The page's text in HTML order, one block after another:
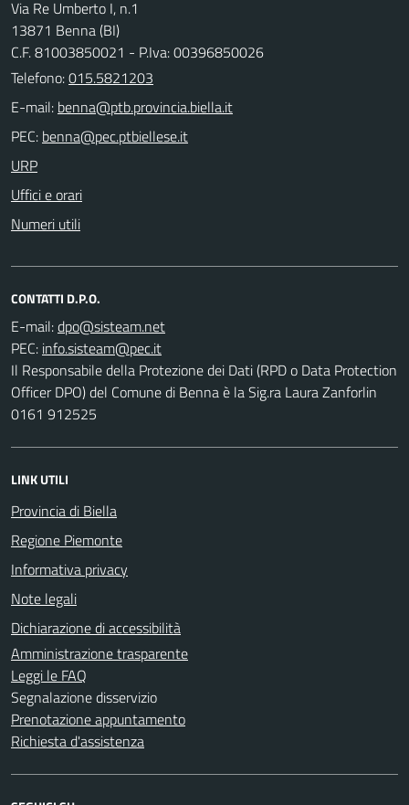
Via Re Umberto I, n.1
13871 Benna (BI)
C.F. 81003850021 - P.Iva: 00396850026
Telefono:015.5821203
E-mail:
PEC:
URP
Uffici e orari
Numeri utili
CONTATTI D.P.O.
E-mail:
PEC:
Il Responsabile della Protezione dei Dati (RPD o Data Protection
Officer DPO) del Comune di Benna è la Sig.ra Laura Zanforlin
0161 912525
LINK UTILI
Provincia di Biella
Regione Piemonte
Informativa privacy
Note legali
Dichiarazione di accessibilità
Amministrazione trasparente
Leggi le FAQ
Segnalazione disservizio
Prenotazione appuntamento
Richiesta d'assistenza